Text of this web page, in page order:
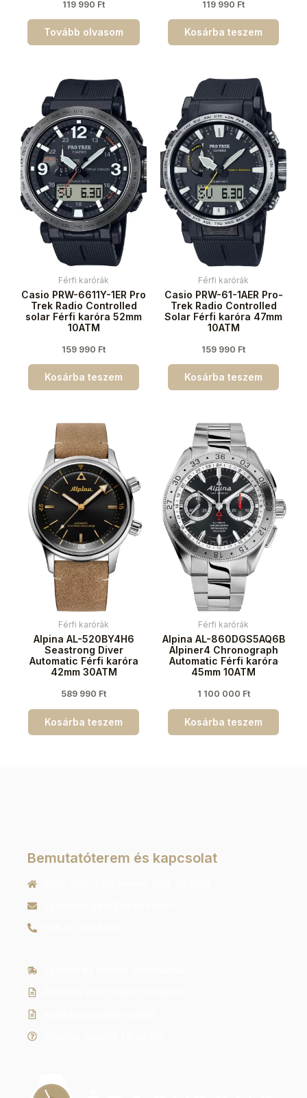
119 990 Ft
Tovább olvasom
119 990 Ft
Kosárba teszem
Férfi karórák
Casio PRW-6611Y-1ER Pro
Trek Radio Controlled
solar Férfi karóra 52mm
10ATM
159 990 Ft
Kosárba teszem
Férfi karórák
Casio PRW-61-1AER Pro-
Trek Radio Controlled
Solar Férfi karóra 47mm
10ATM
159 990 Ft
Kosárba teszem
Férfi karórák
Alpina AL-520BY4H6
Seastrong Diver
Automatic Férfi karóra
42mm 30ATM
589 990 Ft
Kosárba teszem
Férfi karórák
Alpina AL-860DGS5AQ6B
Alpiner4 Chronograph
Automatic Férfi karóra
45mm 10ATM
1 100 000 Ft
Kosárba teszem
Bemutatóterem és kapcsolat